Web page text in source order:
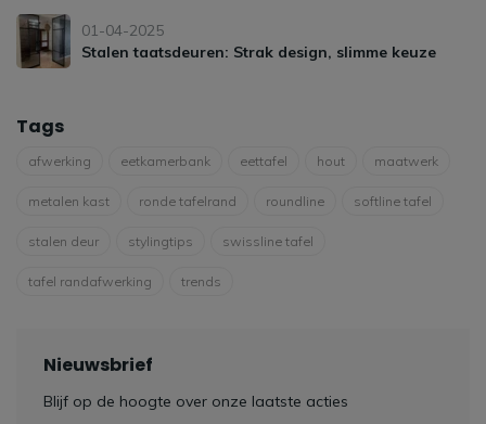
01-04-2025
Stalen taatsdeuren: Strak design, slimme keuze
Tags
afwerking eetkamerbank eettafel hout maatwerk
metalen kast ronde tafelrand roundline softline tafel
stalen deur stylingtips swissline tafel
tafel randafwerking trends
Nieuwsbrief
Blijf op de hoogte over onze laatste acties